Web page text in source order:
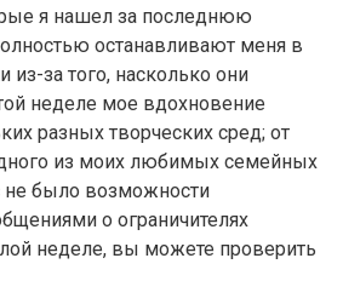
я нашел за последнюю
останавливают меня в
из-за того, насколько они
неделе мое вдохновение
разных творческих сред; от
из моих любимых семейных
не было возможности
о ограничителях
неделе, вы можете проверить